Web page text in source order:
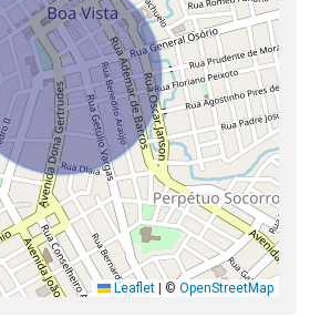
Leaflet © OpenStreetMap